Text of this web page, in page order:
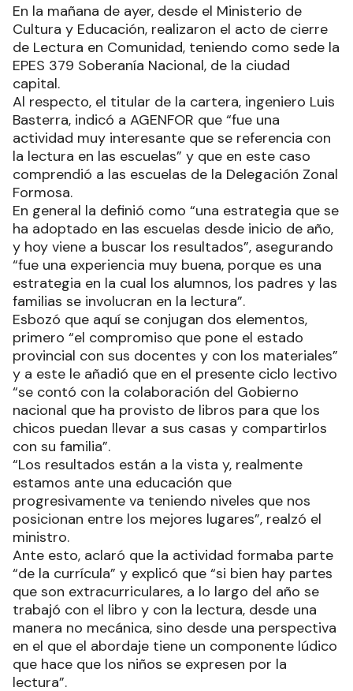
En la mañana de ayer, desde el Ministerio de
Cultura y Educación, realizaron el acto de cierre
de Lectura en Comunidad, teniendo como sede la
EPES 379 Soberanía Nacional, de la ciudad
capital.
Al respecto, el titular de la cartera, ingeniero Luis
Basterra, indicó a AGENFOR que “fue una
actividad muy interesante que se referencia con
la lectura en las escuelas” y que en este caso
comprendió a las escuelas de la Delegación Zonal
Formosa.
En general la definió como “una estrategia que se
ha adoptado en las escuelas desde inicio de año,
y hoy viene a buscar los resultados”, asegurando
“fue una experiencia muy buena, porque es una
estrategia en la cual los alumnos, los padres y las
familias se involucran en la lectura”.
Esbozó que aquí se conjugan dos elementos,
primero “el compromiso que pone el estado
provincial con sus docentes y con los materiales”
y a este le añadió que en el presente ciclo lectivo
“se contó con la colaboración del Gobierno
nacional que ha provisto de libros para que los
chicos puedan llevar a sus casas y compartirlos
con su familia”.
“Los resultados están a la vista y, realmente
estamos ante una educación que
progresivamente va teniendo niveles que nos
posicionan entre los mejores lugares”, realzó el
ministro.
Ante esto, aclaró que la actividad formaba parte
“de la currícula” y explicó que “si bien hay partes
que son extracurriculares, a lo largo del año se
trabajó con el libro y con la lectura, desde una
manera no mecánica, sino desde una perspectiva
en el que el abordaje tiene un componente lúdico
que hace que los niños se expresen por la
lectura”.